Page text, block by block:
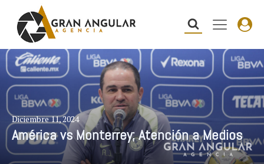
Diciembre 11, 2024
América vs Monterrey; Atención a Medios